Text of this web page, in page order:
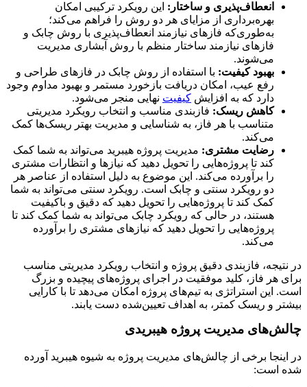
انعطاف‌پذیری و ساختار: این رویکرد ترکیبی امکان
بهره‌برداری از مزایای هر دو روش را فراهم می‌کند؛
به‌طوری‌که فازهای نیازمند انعطاف‌پذیری با روش چابک و
فازهای نیازمند ساختار منظم با روش آبشاری مدیریت
می‌شوند.
بهبود کیفیت: با استفاده از روش چابک در فازهای طراحی و
رفع عیب، امکان دریافت بازخورد مستمر و بهبود مداوم وجود
دارد که به افزایش کیفیت نهایی منجر می‌شود.
کاهش ریسک: فازبندی مناسب و انتخاب رویکرد مدیریتی
متناسب با هر فاز، به شناسایی و مدیریت بهتر ریسک‌ها کمک
می‌کند.
رضایت مشتری: مدیریت پروژه هیبرید می‌تواند به شما کمک
کند تا پروژه‌هایی را تحویل دهید که نیازها و انتظارات مشتری
را برآورده می‌کند. این موضوع به دلیل استفاده از عناصر هر
دو رویکرد سنتی و چابک است. رویکرد سنتی می‌تواند به شما
کمک کند تا پروژه‌هایی را تحویل دهید که دقیق و باکیفیت
هستند، در حالی که رویکرد چابک می‌تواند به شما کمک کند تا
پروژه‌هایی را تحویل دهید که نیازهای مشتری را برآورده
می‌کند.
در نتیجه، فازبندی دقیق پروژه و انتخاب رویکرد مدیریتی مناسب
برای هر فاز، کلید موفقیت در اجرای پروژه‌های پیچیده و بزرگ
است. این استراتژی به تیم‌های پروژه امکان می‌دهد تا با کارایی
بیشتر و ریسک کمتر، به اهداف تعیین‌شده دست یابند.
چالش‌های مدیریت پروژه هیبریدی
در اینجا برخی از چالش‌های مدیریت پروژه به شیوه هیبرید آورده
شده است: